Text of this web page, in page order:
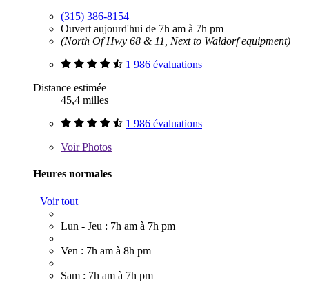
(315) 386-8154
Ouvert aujourd'hui de 7h am à 7h pm
(North Of Hwy 68 & 11, Next to Waldorf equipment)
1 986 évaluations
Distance estimée
45,4 milles
1 986 évaluations
VoirPhotos
Heures normales
Voir tout
Lun - Jeu : 7h am à 7h pm
Ven : 7h am à 8h pm
Sam : 7h am à 7h pm